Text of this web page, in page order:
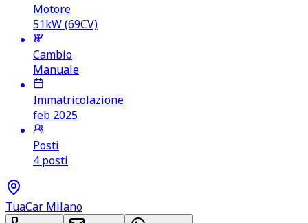
Motore
51kW (69CV)
Cambio
Manuale
Immatricolazione
feb 2025
Posti
4 posti
TuaCar Milano